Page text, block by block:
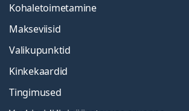
Kohaletoimetamine
Makseviisid
Valikupunktid
Kinkekaardid
Tingimused